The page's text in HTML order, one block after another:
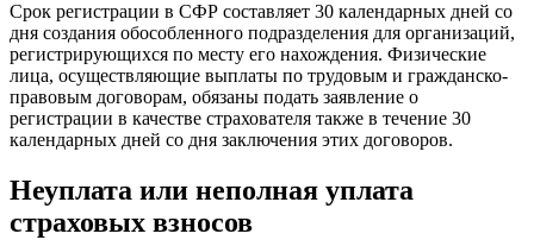
Срок регистрации в СФР составляет 30 календарных дней со
дня создания обособленного подразделения для организаций,
регистрирующихся по месту его нахождения. Физические
лица, осуществляющие выплаты по трудовым и гражданско-
правовым договорам, обязаны подать заявление о
регистрации в качестве страхователя также в течение 30
календарных дней со дня заключения этих договоров.
Неуплата или неполная уплата
страховых взносов